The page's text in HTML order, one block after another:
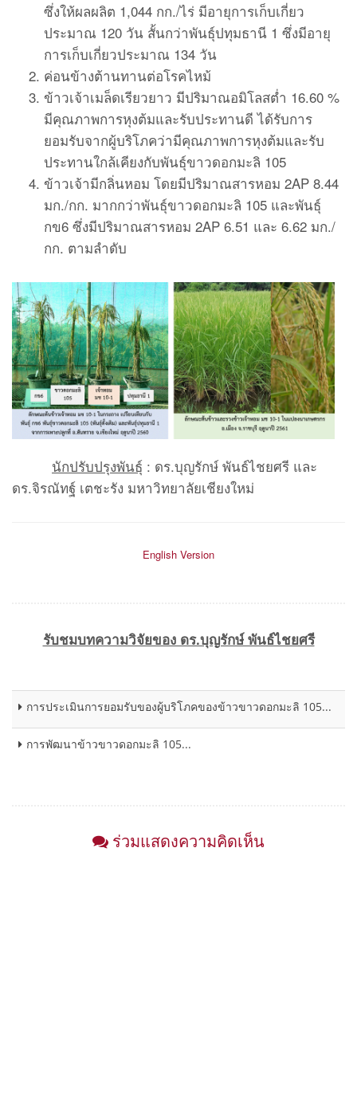
ซึ่งให้ผลผลิต 1,044 กก./ไร่ มีอายุการเก็บเกี่ยว
ประมาณ 120 วัน สั้นกว่าพันธุ์ปทุมธานี 1 ซึ่งมีอายุ
การเก็บเกี่ยวประมาณ 134 วัน
ค่อนข้างต้านทานต่อโรคไหม้
ข้าวเจ้าเมล็ดเรียวยาว มีปริมาณอมิโลสต่ำ 16.60 %
มีคุณภาพการหุงต้มและรับประทานดี ได้รับการ
ยอมรับจากผู้บริโภคว่ามีคุณภาพการหุงต้มและรับ
ประทานใกล้เคียงกับพันธุ์ขาวดอกมะลิ 105
ข้าวเจ้ามีกลิ่นหอม โดยมีปริมาณสารหอม 2AP 8.44
มก./กก. มากกว่าพันธุ์ขาวดอกมะลิ 105 และพันธุ์
กข6 ซึ่งมีปริมาณสารหอม 2AP 6.51 และ 6.62 มก./
กก. ตามลำดับ
นักปรับปรุงพันธุ์ : ดร.บุญรักษ์ พันธ์ไชยศรี และ
ดร.จิรณัทฐ์ เตชะรัง มหาวิทยาลัยเชียงใหม่
English Version
รับชมบทความวิจัยของ ดร.บุญรักษ์ พันธ์ไชยศรี
การประเมินการยอมรับของผู้บริโภคของข้าวขาวดอกมะลิ 105...
การพัฒนาข้าวขาวดอกมะลิ 105...
ร่วมแสดงความคิดเห็น